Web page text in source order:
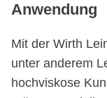
Anwendung
Mit der Wirth
unter anderem
hochviskose